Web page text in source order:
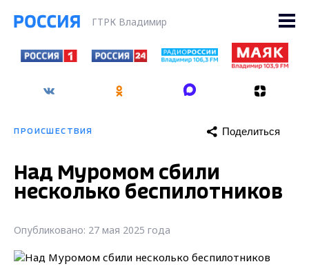
ГТРК Владимир
ПРОИСШЕСТВИЯ Поделиться
Над Муромом сбили
несколько беспилотников
Опубликовано: 27 мая 2025 года